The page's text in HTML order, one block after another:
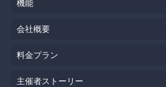
機能
会社概要
料金プラン
主催者ストーリー